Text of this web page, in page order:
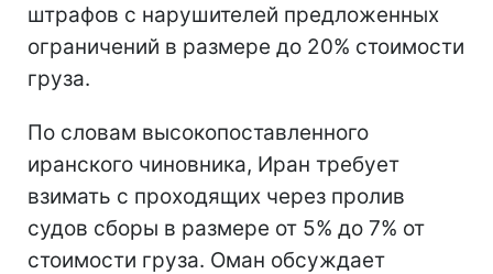
штрафов с нарушителей предложенных
ограничений в размере до 20% стоимости
груза.
По словам высокопоставленного
иранского чиновника, Иран требует
взимать с проходящих через пролив
судов сборы в размере от 5% до 7% от
стоимости груза. Оман обсуждает